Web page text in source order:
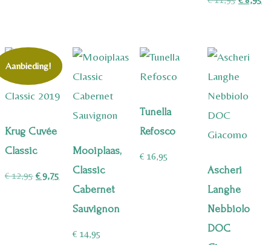
€ 11,95.
Aanbieding!
Krug Cuvée
Classic
€12,95 Oorspronkelijke
€9,75 Huidige
prijs
€ 9,75.
Mooiplaas,
Classic
Cabernet
Sauvignon
€14,95
Tunella
Refosco
€ 16,95
Ascheri
Langhe
Nebbiolo
DOC